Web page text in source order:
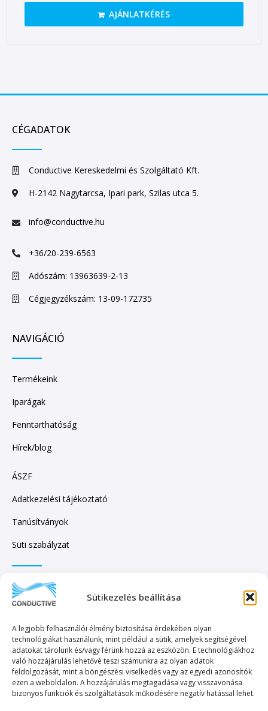
Sütikezelés beállítása
A legjobb felhasználói élmény biztosítása érdekében olyan
technológiákat használunk, mint például a sütik, amelyek segítségével
adatokat tárolunk és/vagy férünk hozzá az eszközön. E technológiákhoz
való hozzájárulás lehetővé teszi számunkra az olyan adatok
feldolgozását, mint a böngészési viselkedés vagy az egyedi azonosítók
ezen a weboldalon. A hozzájárulás megtagadása vagy visszavonása
bizonyos funkciók és szolgáltatások működésére negatív hatással lehet.
AJÁNLATKÉRÉS
CÉGADATOK
Conductive Kereskedelmi és Szolgáltató Kft.
H-2142 Nagytarcsa, Ipari park, Szilas utca 5.
info@conductive.hu
+36/20-239-6563
Adószám: 13963639-2-13
Cégjegyzékszám: 13-09-172735
NAVIGÁCIÓ
Termékeink
Iparágak
Fenntarthatóság
Hírek/blog
ÁSZF
Adatkezelési tájékoztató
Tanúsítványok
Süti szabályzat
IRATKOZZON FEL HÍRLEVELÜNKRE!
KÜLDÉS